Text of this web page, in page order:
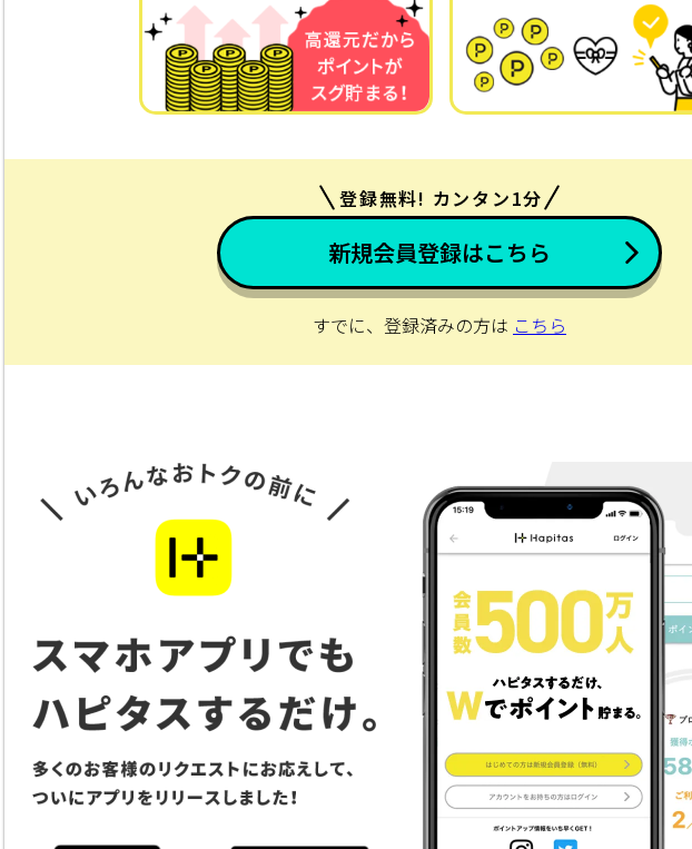
登録無料! カンタン1分
新規会員登録はこちら
すでに、登録済みの方は こちら